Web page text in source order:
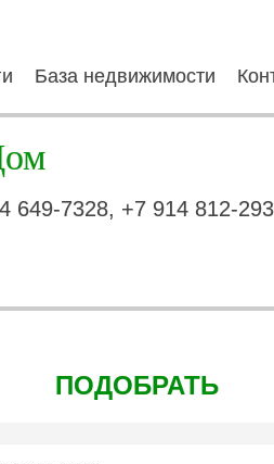
База недвижимости
649-7328, +7 914 812-
ПОДОБРАТЬ